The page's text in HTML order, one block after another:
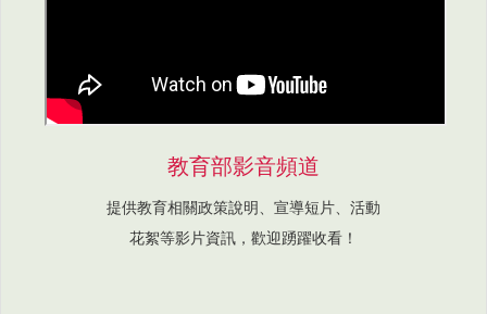
教育部影音頻道
提供教育相關政策說明、宣導短片、活動
花絮等影片資訊，歡迎踴躍收看！